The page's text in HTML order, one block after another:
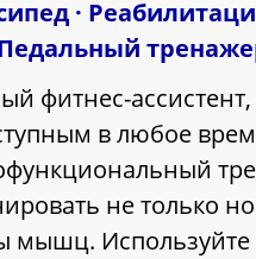
·
фитнес-
в любое
не только
мышц. Используйте